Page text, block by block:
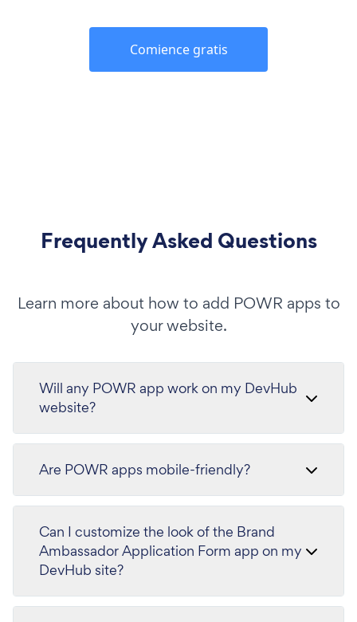
Comience gratis
Frequently Asked Questions
Learn more about how to add POWR apps to
your website.
Will any POWR app work on my DevHub
website?
Are POWR apps mobile-friendly?
Can I customize the look of the Brand
Ambassador Application Form app on my
DevHub site?